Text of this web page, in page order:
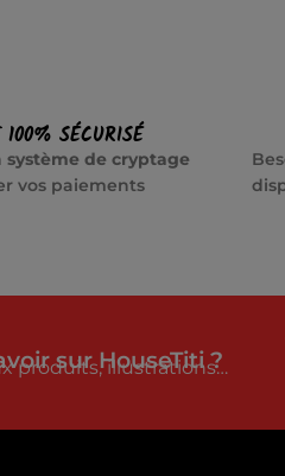
SÉCURISÉ
système de cryptage
vos paiements
sur HouseTiti ?
produits, illustrations…